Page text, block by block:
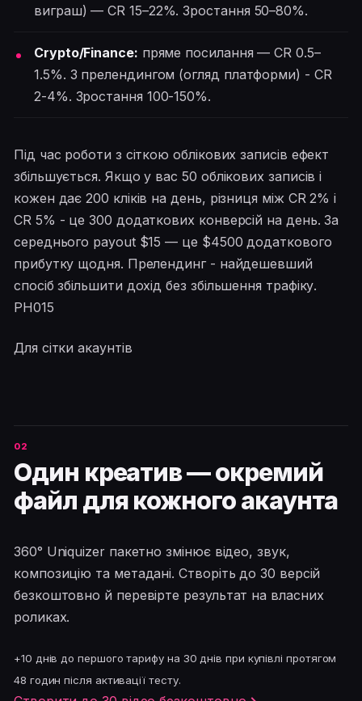
виграш) — CR 15–22%. Зростання 50–80%.
Crypto/Finance: пряме посилання — CR 0.5–
1.5%. З прелендингом (огляд платформи) - CR
2-4%. Зростання 100-150%.
Під час роботи з сіткою облікових записів ефект
збільшується. Якщо у вас 50 облікових записів і
кожен дає 200 кліків на день, різниця між CR 2% і
CR 5% - це 300 додаткових конверсій на день. За
середнього payout $15 — це $4500 додаткового
прибутку щодня. Прелендинг - найдешевший
спосіб збільшити дохід без збільшення трафіку.
PH015
Для сітки акаунтів
Один креатив — окремий
файл для кожного акаунта
360° Uniquizer пакетно змінює відео, звук,
композицію та метадані. Створіть до 30 версій
безкоштовно й перевірте результат на власних
роликах.
+10 днів до першого тарифу на 30 днів при купівлі протягом
48 годин після активації тесту.